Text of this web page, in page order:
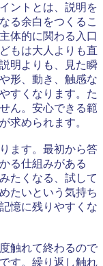
ントとは、説明を
る余白をつくるこ
体的に関わる入口
もは大人よりも直
明よりも、見た瞬
形、動き、触感な
すくなります。た
ん。安心できる範
求められます。
ます。最初から答
る仕組みがある
たくなる、試して
たいという気持ち
憶に残りやすくな
触れて終わるので
す。繰り返し触れ